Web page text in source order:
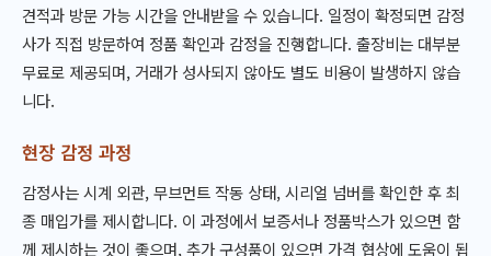
견적과 방문 가능 시간을 안내받을 수 있습니다. 일정이 확정되면 감정
사가 직접 방문하여 정품 확인과 감정을 진행합니다. 출장비는 대부분
무료로 제공되며, 거래가 성사되지 않아도 별도 비용이 발생하지 않습
니다.
현장 감정 과정
감정사는 시계 외관, 무브먼트 작동 상태, 시리얼 넘버를 확인한 후 최
종 매입가를 제시합니다. 이 과정에서 보증서나 정품박스가 있으면 함
께 제시하는 것이 좋으며, 추가 구성품이 있으면 가격 협상에 도움이 됩